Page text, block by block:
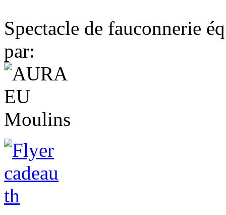
Spectacle de fauconnerie
par: